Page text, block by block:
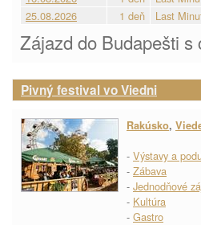
25.08.2026
1 deň Last
Zájazd do Budapešti
Pivný festival vo Viedni
Rakúsko,
- Výstavy a
- Zábava
- Jednodňové
- Kultúra
- Gastro